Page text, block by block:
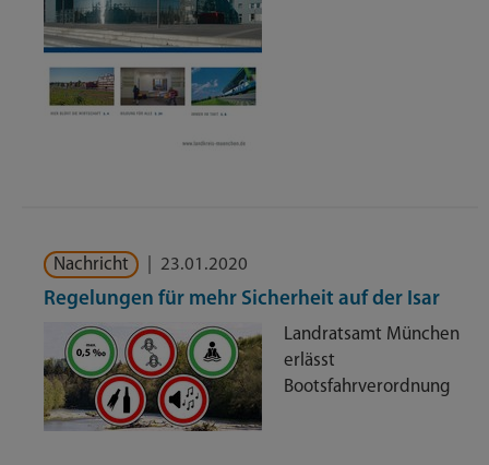
Nachricht 23.01.2020
Regelungen für mehr Sicherheit auf der Isar
Landratsamt München
erlässt
Bootsfahrverordnung